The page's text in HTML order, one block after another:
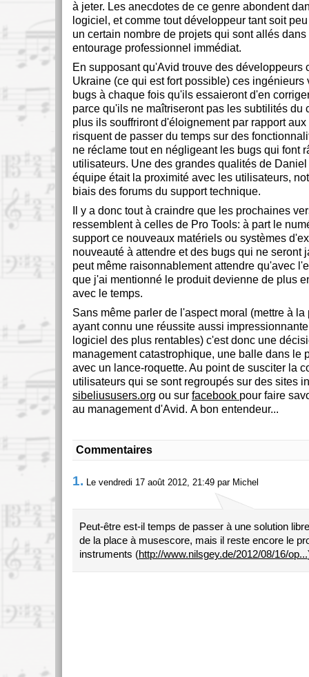
à jeter. Les anecdotes de ce genre abondent
logiciel, et comme tout développeur tant soit
un certain nombre de projets qui sont allés
entourage professionnel immédiat.
En supposant qu'Avid trouve des développeurs
Ukraine (ce qui est fort possible) ces ingénieurs
bugs à chaque fois qu'ils essaieront d'en
parce qu'ils ne maîtriseront pas les subtilités du
plus ils souffriront d'éloignement par rapport
risquent de passer du temps sur des
ne réclame tout en négligeant les bugs qui font
utilisateurs. Une des grandes qualités de
équipe était la proximité avec les utilisateurs,
biais des forums du support technique.
Il y a donc tout à craindre que les prochaines
ressemblent à celles de Pro Tools: à part le
support ce nouveaux matériels ou systèmes
nouveauté à attendre et des bugs qui ne seront
peut même raisonnablement attendre qu'avec
que j'ai mentionné le produit devienne de plus
avec le temps.
Sans même parler de l'aspect moral (mettre à
ayant connu une réussite aussi
logiciel des plus rentables) c'est donc une
management catastrophique, une balle dans le
avec un lance-roquette. Au point de susciter la
utilisateurs qui se sont regroupés sur des sites
sibeliususers.org ou sur facebook pour faire
au management d'Avid. A bon entendeur...
Commentaires
1. Le vendredi 17 août 2012, 21:49 par Michel
Peut-être est-il temps de passer à une solution
de la place à musescore, mais il reste encore le
instruments (http://www.nilsgey.de/2012/08/16/op...